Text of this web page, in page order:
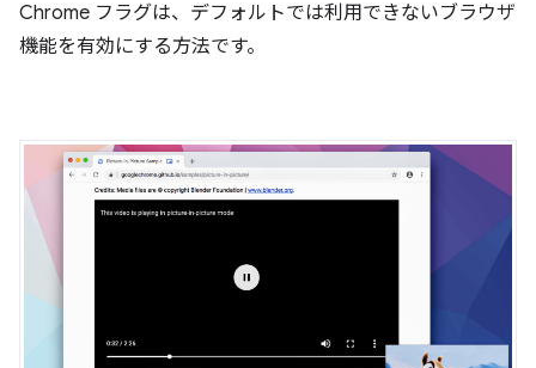
Chrome フラグは、デフォルトでは利用できないブラウザ
機能を有効にする方法です。